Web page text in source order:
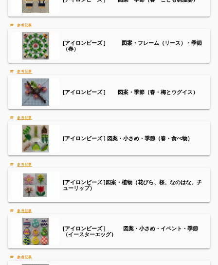
[アイロンビーズ ] 図案・フレーム（リース）・季節
（春）
[アイロンビーズ ] 図案・季節（春・梅とウグイス）
[アイロンビーズ ] 図案・小さめ・季節（春・食べ物）
[アイロンビーズ ]図案・植物（花びら、桜、なのはな、チ
ューリップ）
[アイロンビーズ ] 図案・小さめ・イベント・季節
（イースターエッグ）